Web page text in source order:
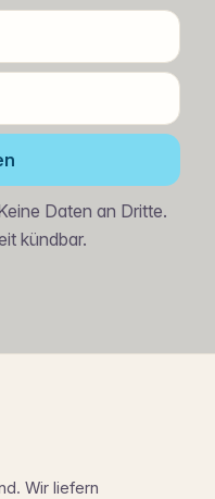
Daten an Dritte.
kündbar.
Wir liefern